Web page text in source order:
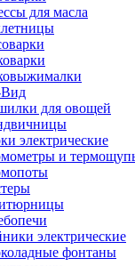
для масла
для овощей
электрические
и
электрические
фонтаны